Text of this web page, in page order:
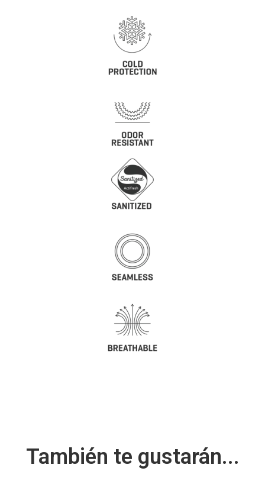
También te gustarán...